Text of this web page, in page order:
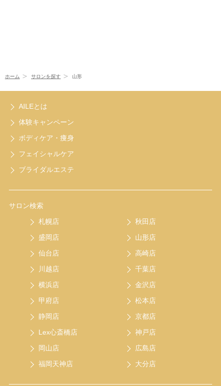
ホーム サロンを探す 山形
AILEとは
体験キャンペーン
ボディケア・痩身
フェイシャルケア
ブライダルエステ
サロン検索
札幌店
秋田店
盛岡店
山形店
仙台店
高崎店
川越店
千葉店
横浜店
金沢店
甲府店
松本店
静岡店
京都店
Lex心斎橋店
神戸店
岡山店
広島店
福岡天神店
大分店